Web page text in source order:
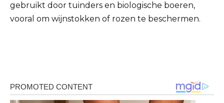
gebruikt door tuinders en biologische boeren,
vooral om wijnstokken of rozen te beschermen.